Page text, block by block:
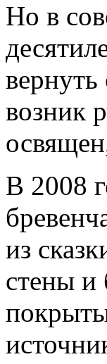
Но в
возник
В 2008
из
стены и